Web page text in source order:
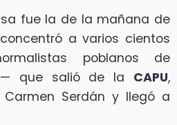
fue la de la mañana de
a varios cientos
poblanos de
que salió de la CAPU,
Serdán y llegó a